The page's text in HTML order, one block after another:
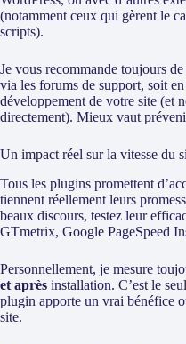
(notamment ceux qui gèrent le
scripts).
Je vous recommande toujours
via les forums de support, soit
développement de votre site (et
directement). Mieux vaut
Un impact réel sur la vitesse du
Tous les plugins promettent
tiennent réellement leurs
beaux discours, testez leur
GTmetrix, Google PageSpeed
Personnellement, je mesure
et après installation. C’est le
plugin apporte un vrai bénéfice
site.